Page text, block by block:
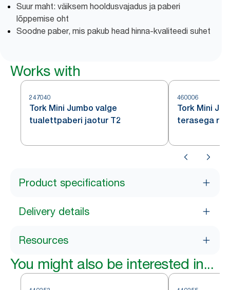
Suur maht: väiksem hooldusvajadus ja paberi
lõppemise oht
Soodne paber, mis pakub head hinna-kvaliteedi suhet
Works with
247040
Tork Mini Jumbo valge
tualettpaberi jaotur T2
460006
Tork Mini
terasega
Product specifications
Delivery details
Resources
You might also be interested in...